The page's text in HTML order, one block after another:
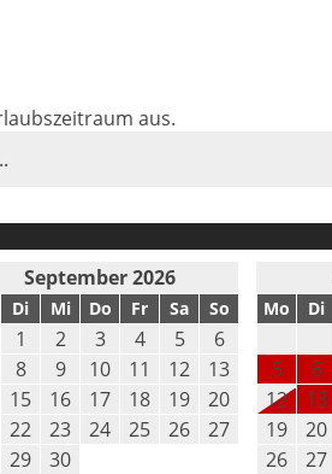
aus.
September 2026
Di Mi Do Fr Sa So
1 2 3 4 5
6
8 9 10 11 12
13
15 16 17 18 19
20
22 23 24 25 26
27
29 30
Mo Di
5
6
12
13
19
20
26
27